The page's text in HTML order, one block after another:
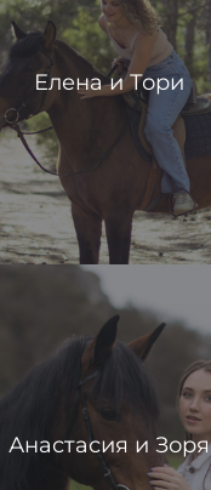
Елена и Тори
Анастасия и Зоря